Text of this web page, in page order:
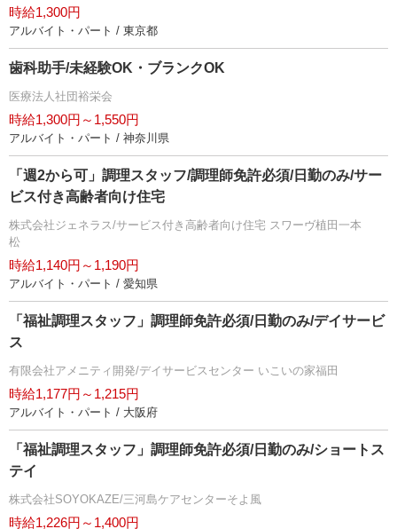
時給1,300円
アルバイト・パート / 東京都
歯科助手/未経験OK・ブランクOK
医療法人社団裕栄会
時給1,300円～1,550円
アルバイト・パート / 神奈川県
「週2から可」調理スタッフ/調理師免許必須/日勤のみ/サー
ビス付き高齢者向け住宅
株式会社ジェネラス/サービス付き高齢者向け住宅 スワーヴ植田一本
松
時給1,140円～1,190円
アルバイト・パート / 愛知県
「福祉調理スタッフ」調理師免許必須/日勤のみ/デイサービ
ス
有限会社アメニティ開発/デイサービスセンター いこいの家福田
時給1,177円～1,215円
アルバイト・パート / 大阪府
「福祉調理スタッフ」調理師免許必須/日勤のみ/ショートス
テイ
株式会社SOYOKAZE/三河島ケアセンターそよ風
時給1,226円～1,400円